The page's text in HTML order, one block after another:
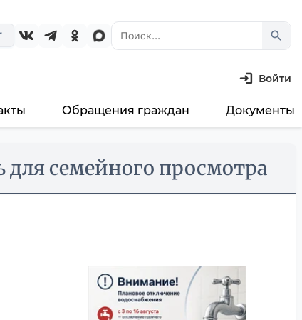
search
Войти
Обращения граждан Документы
для семейного просмотра